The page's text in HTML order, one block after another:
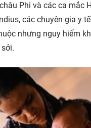
Phi và các ca mắc
các chuyên gia y
nhưng nguy hiểm